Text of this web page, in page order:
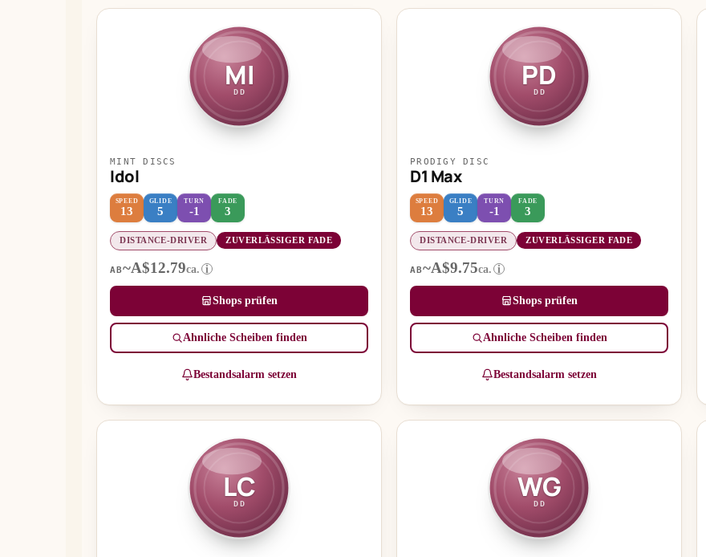
MI
DD
MINT DISCS
Idol
SPEED
13
GLIDE
5
TURN
-1
FADE
3
DISTANCE-DRIVER ZUVERLÄSSIGER FADE
AB~A$12.79ca. i
Shops prüfen
Ähnliche Scheiben finden
Bestandsalarm setzen
PD
DD
PRODIGY DISC
D1 Max
SPEED
13
GLIDE
5
TURN
-1
FADE
3
DISTANCE-DRIVER ZUVERLÄSSIGER FADE
AB~A$9.75ca. i
Shops prüfen
Ähnliche Scheiben finden
Bestandsalarm setzen
LC
DD WG
DD